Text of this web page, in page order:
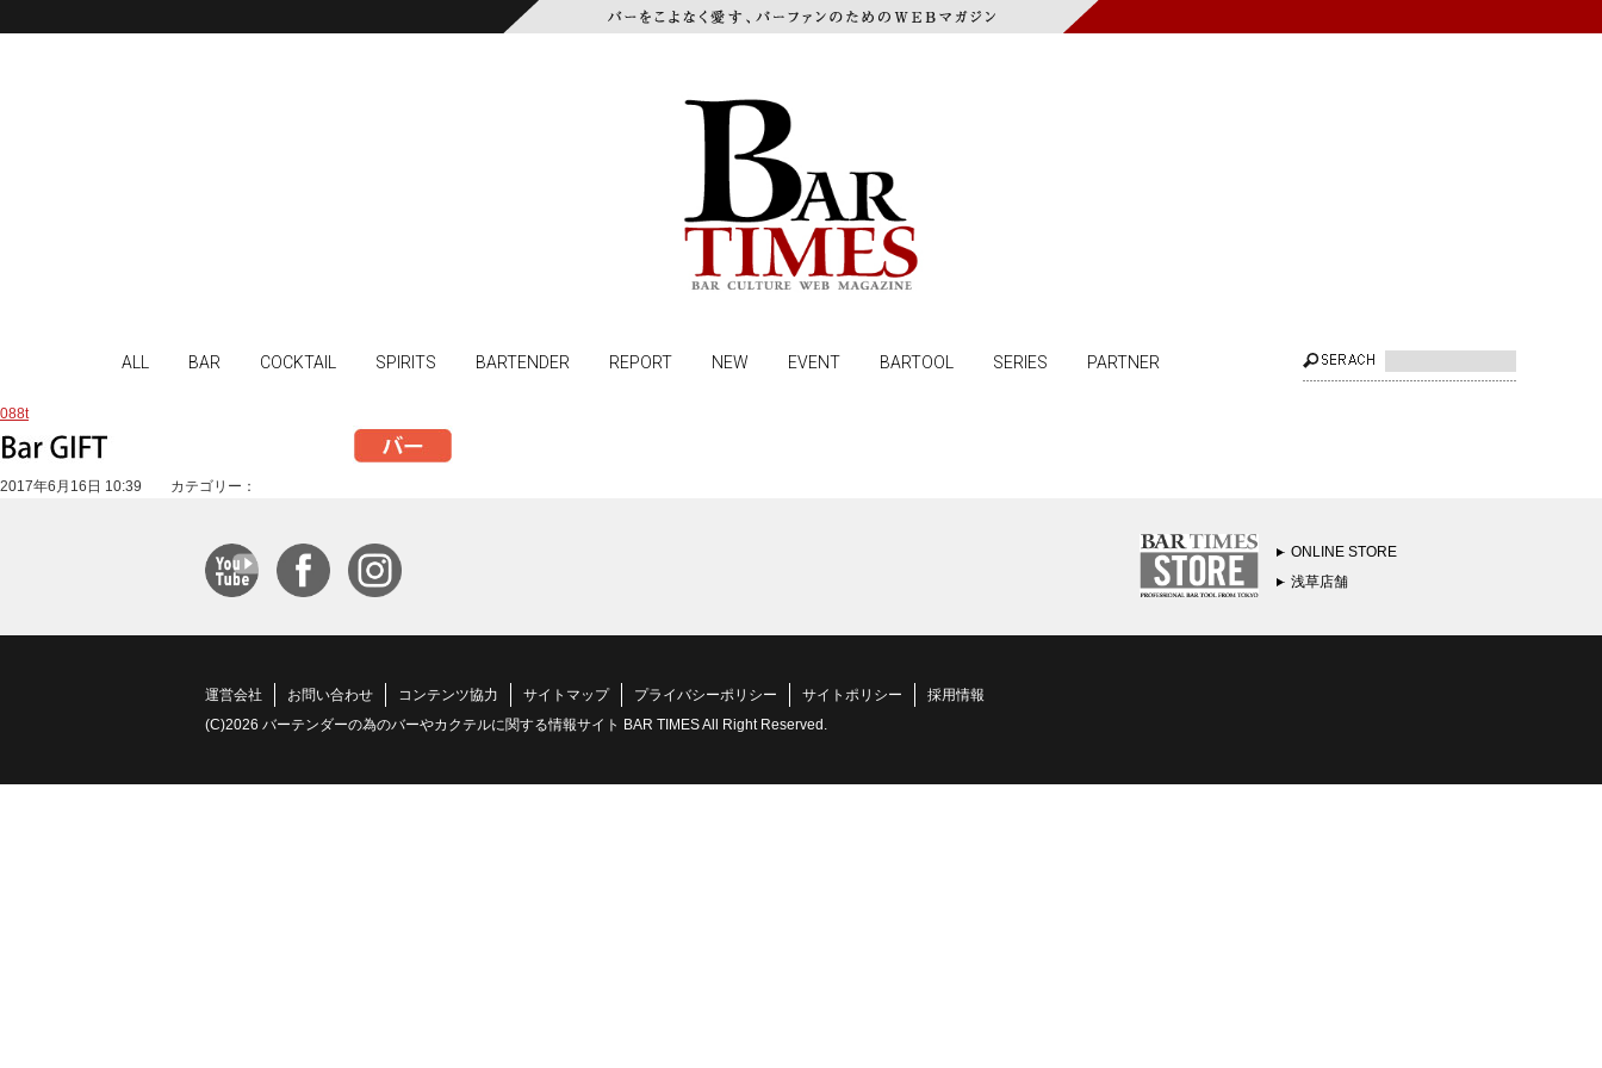
ALL BAR COCKTAIL SPIRITS BARTENDER REPORT NEW EVENT BARTOOL SERIES PARTNER
088t
2017年6月16日 10:39 カテゴリー：
ONLINE STORE
浅草店舗
運営会社 お問い合わせ コンテンツ協力 サイトマップ プライバシーポリシー サイトポリシー
採用情報
(C)2026 バーテンダーの為のバーやカクテルに関する情報サイト BAR TIMES All Right Reserved.